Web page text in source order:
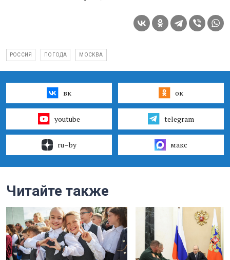
РОССИЯ ПОГОДА МОСКВА
вк ок
youtube telegram
ru–by макс
Читайте также